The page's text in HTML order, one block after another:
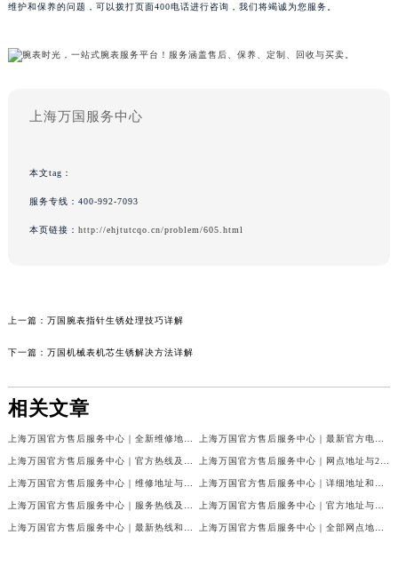
维护和保养的问题，可以拨打页面400电话进行咨询，我们将竭诚为您服务。
上海万国服务中心
本文tag：
服务专线： 400-992-7093
本页链接： http://ehjtutcqo.cn/problem/605.html
上一篇： 万国腕表指针生锈处理技巧详解
下一篇： 万国机械表机芯生锈解决方法详解
相关文章